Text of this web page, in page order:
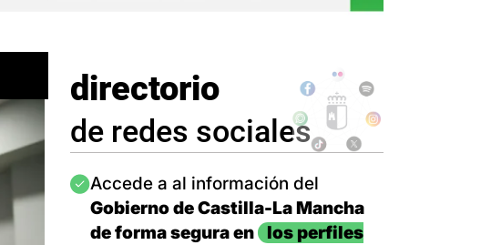
directorio
de redes sociales
Imagen
Accede a al información del
Gobierno de Castilla-La Mancha
de forma segura en
los perfiles